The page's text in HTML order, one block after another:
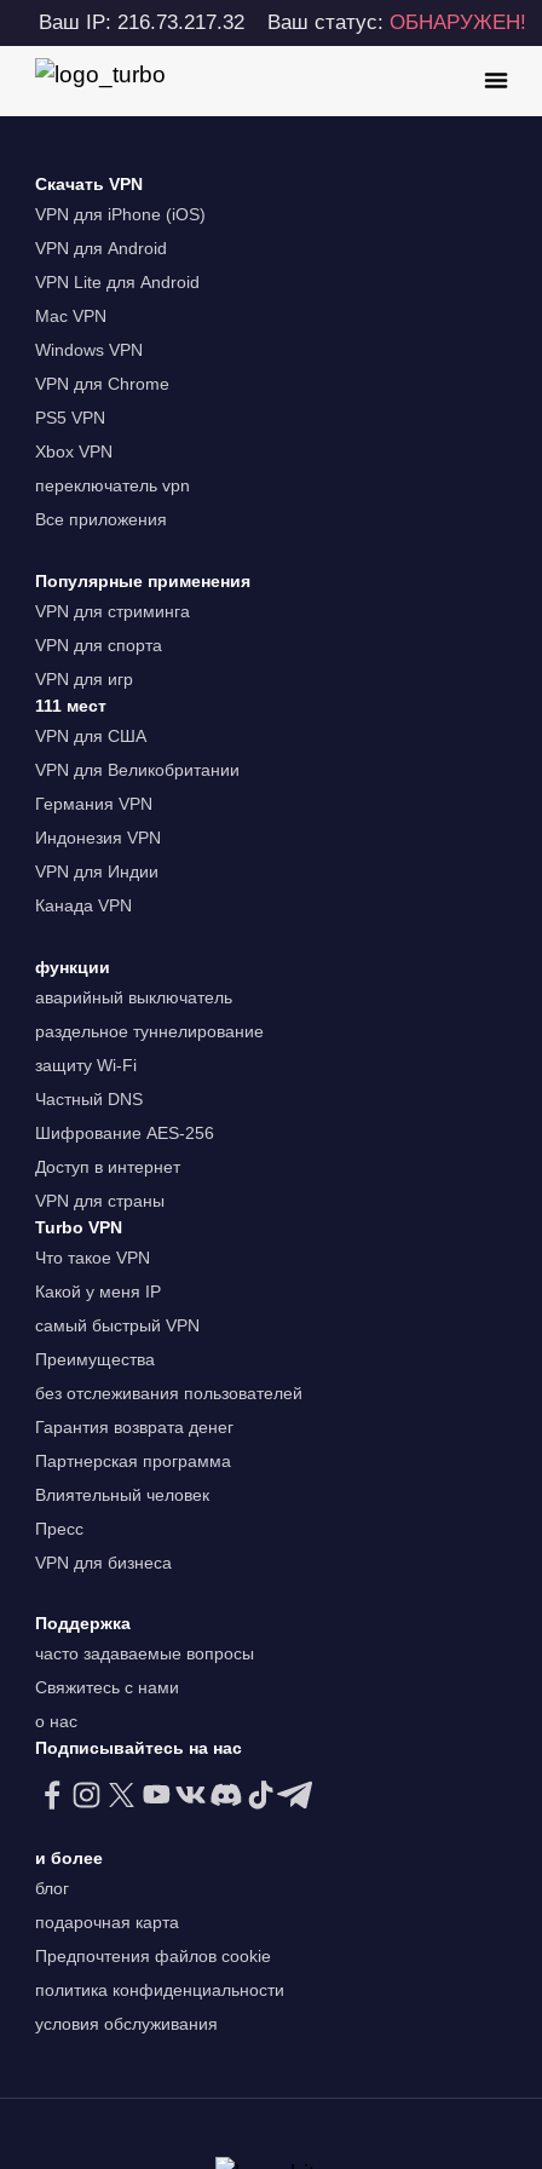
Ваш IP: 216.73.217.32 Ваш статус:ОБНАРУЖЕН!
Скачать VPN
VPN для iPhone (iOS)
VPN для Android
VPN Lite для Android
Mac VPN
Windows VPN
VPN для Chrome
PS5 VPN
Xbox VPN
переключатель vpn
Все приложения
Популярные применения
VPN для стриминга
VPN для спорта
VPN для игр
111 мест
VPN для США
VPN для Великобритании
Германия VPN
Индонезия VPN
VPN для Индии
Канада VPN
функции
аварийный выключатель
раздельное туннелирование
защиту Wi-Fi
Частный DNS
Шифрование AES-256
Доступ в интернет
VPN для страны
Turbo VPN
Что такое VPN
Какой у меня IP
самый быстрый VPN
Преимущества
без отслеживания пользователей
Гарантия возврата денег
Партнерская программа
Влиятельный человек
Пресс
VPN для бизнеса
Поддержка
часто задаваемые вопросы
Свяжитесь с нами
о нас
Подписывайтесь на нас
и более
блог
подарочная карта
Предпочтения файлов cookie
политика конфиденциальности
условия обслуживания